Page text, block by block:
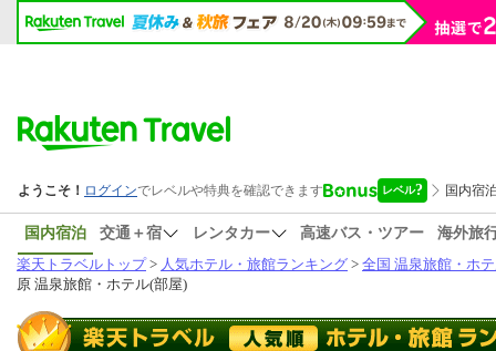
国内宿泊 交通＋宿 レンタカー 高速バス・ツアー
海外旅
楽天トラベルトップ> 人気ホテル・旅館ランキング > 全国 温泉旅館・ホ
原 温泉旅館・ホテル(部屋)